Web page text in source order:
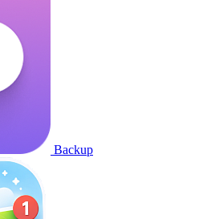
Backup